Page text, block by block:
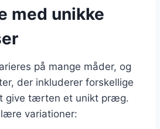
med unikke
på mange måder, og
der inkluderer forskellige
give tærten et unikt præg.
variationer: